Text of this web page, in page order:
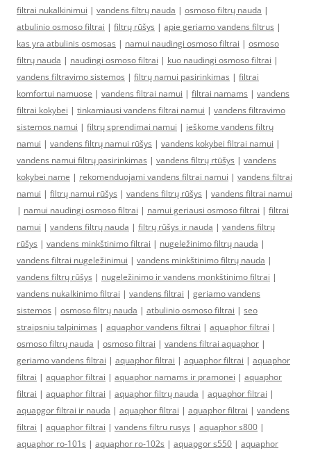
filtrai nukalkinimui | vandens filtrų nauda | osmoso filtrų nauda |
atbulinio osmoso filtrai | filtrų rūšys | apie geriamo vandens filtrus |
kas yra atbulinis osmosas | namui naudingi osmoso filtrai | osmoso
filtrų nauda | naudingi osmoso filtrai | kuo naudingi osmoso filtrai |
vandens filtravimo sistemos | filtrų namui pasirinkimas | filtrai
komfortui namuose | vandens filtrai namui | filtrai namams | vandens
filtrai kokybei | tinkamiausi vandens filtrai namui | vandens filtravimo
sistemos namui | filtrų sprendimai namui | ieškome vandens filtrų
namui | vandens filtrų namui rūšys | vandens kokybei filtrai namui |
vandens namui filtrų pasirinkimas | vandens filtrų rtūšys | vandens
kokybei name | rekomenduojami vandens filtrai namui | vandens filtrai
namui | filtrų namui rūšys | vandens filtrų rūšys | vandens filtrai namui
| namui naudingi osmoso filtrai | namui geriausi osmoso filtrai | filtrai
namui | vandens filtrų nauda | filtrų rūšys ir nauda | vandens filtrų
rūšys | vandens minkštinimo filtrai | nugeležinimo filtrų nauda |
vandens filtrai nugeležinimui | vandens minkštinimo filtrų nauda |
vandens filtrų rūšys | nugeležinimo ir vandens monkštinimo filtrai |
vandens nukalkinimo filtrai | vandens filtrai | geriamo vandens
sistemos | osmoso filtrų nauda | atbulinio osmoso filtrai | seo
straipsniu talpinimas | aquaphor vandens filtrai | aquaphor filtrai |
osmoso filtrų nauda | osmoso filtrai | vandens filtrai aquaphor |
geriamo vandens filtrai | aquaphor filtrai | aquaphor filtrai | aquaphor
filtrai | aquaphor filtrai | aquaphor namams ir pramonei | aquaphor
filtrai | aquaphor filtrai | aquaphor filtrų nauda | aquaphor filtrai |
aquapgor filtrai ir nauda | aquaphor filtrai | aquaphor filtrai | vandens
filtrai | aquaphor filtrai | vandens filtru rusys | aquaphor s800 |
aquaphor ro-101s | aquaphor ro-102s | aquapgor s550 | aquaphor